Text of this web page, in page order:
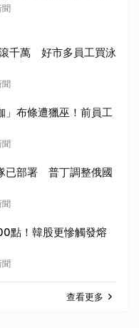
聞
千萬 好市多員工買泳
聞
」布條遭獵巫！前員工
聞
已部署 普丁調整俄國
聞
點！韓股更慘觸發熔
聞
查看更多